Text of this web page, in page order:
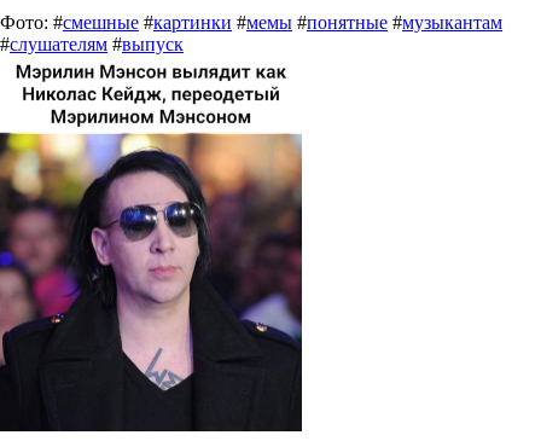
Фото: #смешные #картинки #мемы #понятные #музыкантам
#слушателям #выпуск